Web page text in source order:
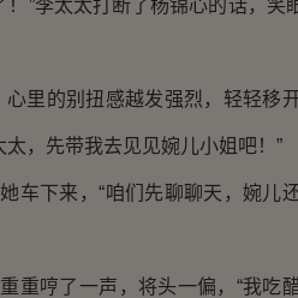
”李太太打断了杨锦心的话，笑
的别扭感越发强烈，轻轻移
，先带我去见见婉儿小姐吧！”
下来，“咱们先聊聊天，婉儿
哼了一声，将头一偏，“我吃